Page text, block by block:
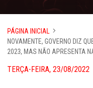
PÁGINA INICIAL
NOVAMENTE, GOVERNO DIZ
2023, MAS NÃO APRESENTA
TERÇA-FEIRA, 23/08/2022